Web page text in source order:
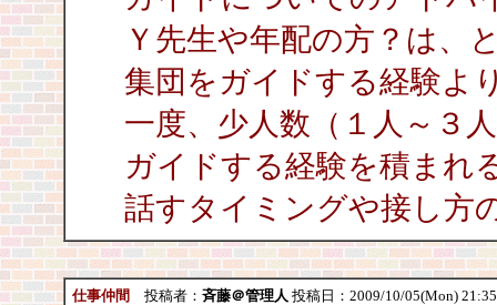
Ｙ先生や年配の方？は、
集団をガイドする経験よ
一度、少人数（１人～３
ガイドする経験を積まれ
話すタイミングや接し方
仕事仲間投稿者：斉藤＠管理人 投稿日：2009/10/05(Mon)